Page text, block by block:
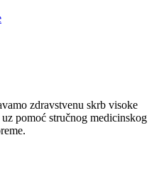
zdravstvenu skrb visoke
pomoć stručnog medicinskog